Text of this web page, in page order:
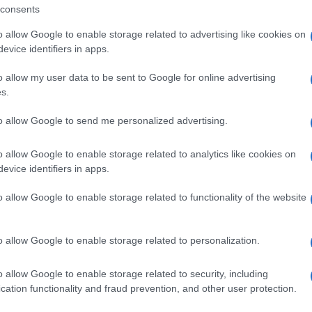
allow Google to enable storage related to advertising like cookies on
identifiers in apps.
allow my user data to be sent to Google for online advertising
allow Google to send me personalized advertising.
allow Google to enable storage related to analytics like cookies on
identifiers in apps.
allow Google to enable storage related to functionality of the website
allow Google to enable storage related to personalization.
allow Google to enable storage related to security, including
functionality and fraud prevention, and other user protection.
+ Esporta iCal